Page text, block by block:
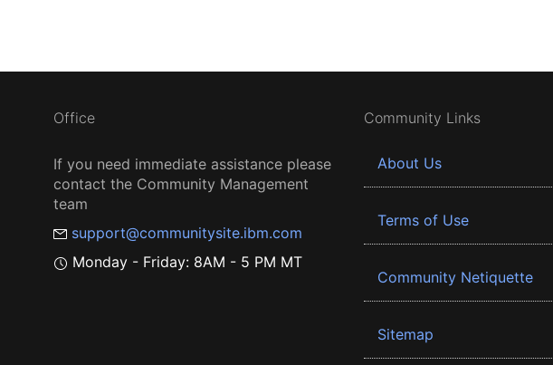
Office
If you need immediate assistance please
contact the Community Management
team
support@communitysite.ibm.com
Monday - Friday: 8AM - 5 PM MT
Community Links
About Us
Terms of Use
Community Netiquette
Sitemap